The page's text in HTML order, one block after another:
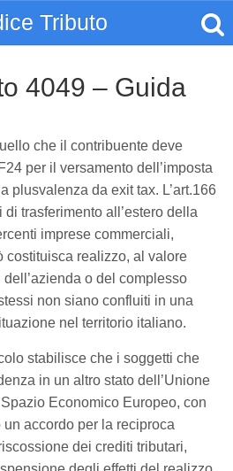
Tributo
4049 – Guida
che il contribuente deve
per il versamento dell’imposta
plusvalenza da exit tax. L’art.166
trasferimento all’estero della
imprese commerciali,
costituisca realizzo, al valore
o del complesso
non siano confluiti in una
nel territorio italiano.
stabilisce che i soggetti che
in un altro stato dell’Unione
Economico Europeo, con
accordo per la reciproca
dei crediti tributari,